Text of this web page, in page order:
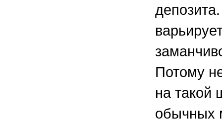
Потому
на такой
обычных